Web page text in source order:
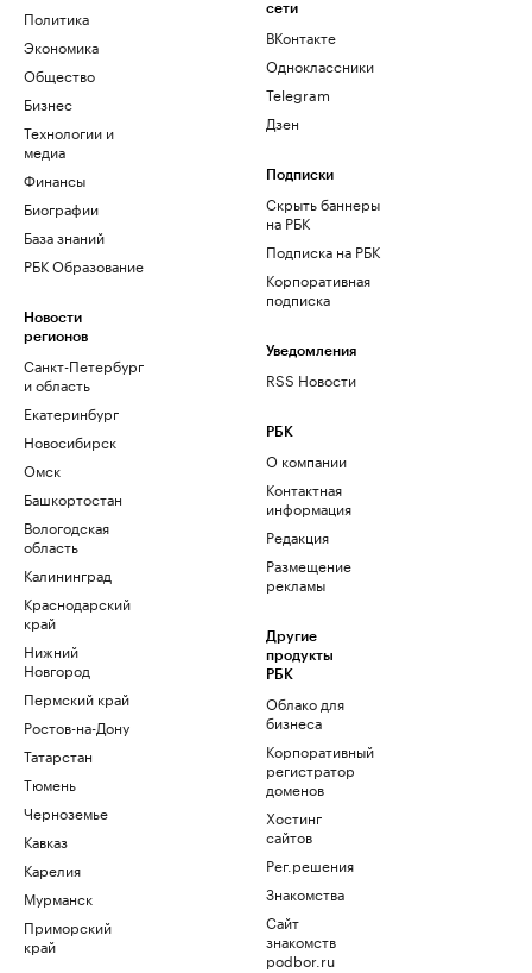
Политика
Экономика
Общество
Бизнес
Технологии и
медиа
Финансы
Биографии
База знаний
РБК Образование
Новости
регионов
Санкт-Петербург
и область
Екатеринбург
Новосибирск
Омск
Башкортостан
Вологодская
область
Калининград
Краснодарский
край
Нижний
Новгород
Пермский край
Ростов-на-Дону
Татарстан
Тюмень
Черноземье
Кавказ
Карелия
Мурманск
Приморский
край
сети
ВКонтакте
Одноклассники
Telegram
Дзен
Подписки
Скрыть баннеры
на РБК
Подписка на РБК
Корпоративная
подписка
Уведомления
RSS Новости
РБК
О компании
Контактная
информация
Редакция
Размещение
рекламы
Другие
продукты
РБК
Облако для
бизнеса
Корпоративный
регистратор
доменов
Хостинг
сайтов
Рег.решения
Знакомства
Сайт
знакомств
podbor.ru